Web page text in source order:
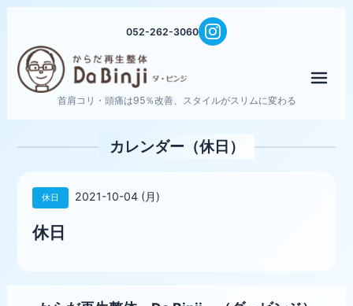
052-262-3060
首肩コリ・頭痛は95％改善、スタイルがスリムに変わる
カレンダー（休日）
休日 2021-10-04 (月)
休日